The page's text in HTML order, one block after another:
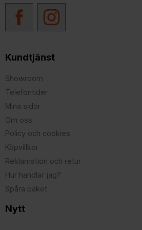
Kundtjänst
Showroom
Telefontider
Mina sidor
Om oss
Policy och cookies
Köpvillkor
Reklamation och retur
Hur handlar jag?
Spåra paket
Nytt